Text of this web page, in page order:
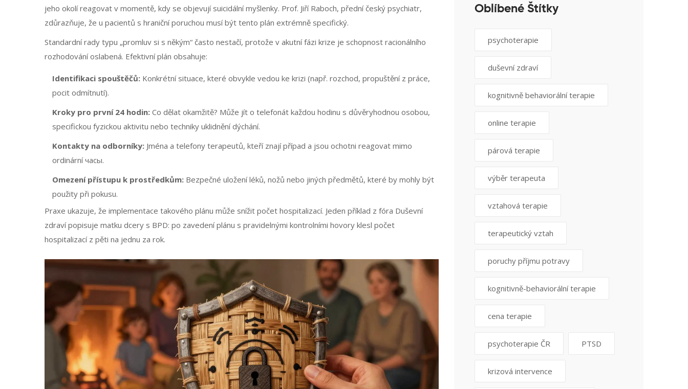
jeho okolí reagovat v momentě, kdy se objevují suicidální myšlenky. Prof. Jiří Raboch, přední český psychiatr,
zdůrazňuje, že u pacientů s hraniční poruchou musí být tento plán extrémně specifický.
Standardní rady typu „promluv si s někým“ často nestačí, protože v akutní fázi krize je schopnost racionálního
rozhodování oslabená. Efektivní plán obsahuje:
Identifikaci spouštěčů: Konkrétní situace, které obvykle vedou ke krizi (např. rozchod, propuštění z práce,
pocit odmítnutí).
Kroky pro první 24 hodin: Co dělat okamžitě? Může jít o telefonát každou hodinu s důvěryhodnou osobou,
specifickou fyzickou aktivitu nebo techniky uklidnění dýchání.
Kontakty na odborníky: Jména a telefony terapeutů, kteří znají případ a jsou ochotni reagovat mimo
ordinární часы.
Omezení přístupu k prostředkům: Bezpečné uložení léků, nožů nebo jiných předmětů, které by mohly být
použity při pokusu.
Praxe ukazuje, že implementace takového plánu může snížit počet hospitalizací. Jeden příklad z fóra Duševní
zdraví popisuje matku dcery s BPD: po zavedení plánu s pravidelnými kontrolními hovory klesl počet
hospitalizací z pěti na jednu za rok.
Oblíbené Štítky
psychoterapie
duševní zdraví
kognitivně behaviorální terapie
online terapie
párová terapie
výběr terapeuta
vztahová terapie
terapeutický vztah
poruchy příjmu potravy
kognitivně-behaviorální terapie
cena terapie
psychoterapie ČR PTSD
krizová intervence